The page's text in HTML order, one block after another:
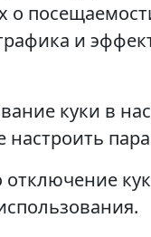
о
и
куки в
настроить
отключение